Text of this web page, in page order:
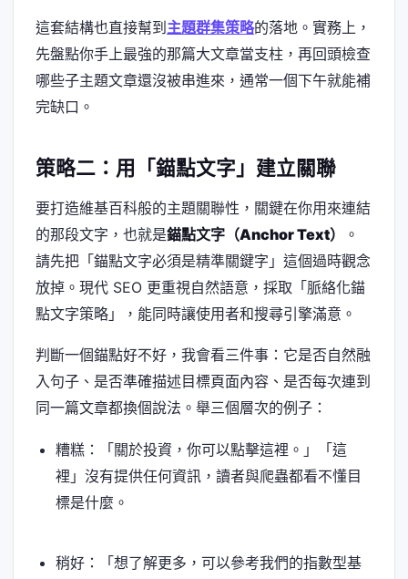
這套結構也直接幫到主題群集策略的落地。實務上，
先盤點你手上最強的那篇大文章當支柱，再回頭檢查
哪些子主題文章還沒被串進來，通常一個下午就能補
完缺口。
策略二：用「錨點文字」建立關聯
要打造維基百科般的主題關聯性，關鍵在你用來連結
的那段文字，也就是錨點文字（Anchor Text）
。
請先把「錨點文字必須是精準關鍵字」這個過時觀念
放掉。現代 SEO 更重視自然語意，採取「脈絡化錨
點文字策略」，能同時讓使用者和搜尋引擎滿意。
判斷一個錨點好不好，我會看三件事：它是否自然融
入句子、是否準確描述目標頁面內容、是否每次連到
同一篇文章都換個說法。舉三個層次的例子：
糟糕：「關於投資，你可以點擊這裡。」「這
裡」沒有提供任何資訊，讀者與爬蟲都看不懂目
標是什麼。
稍好：「想了解更多，可以參考我們的指數型基